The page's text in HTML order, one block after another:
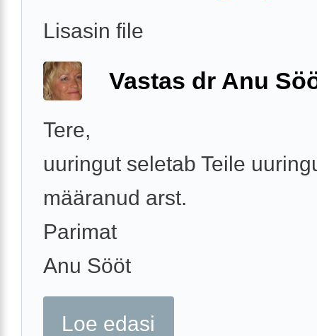
Lisasin file
Vastas dr Anu
Tere,
uuringut seletab Teile
määranud arst.
Parimat
Anu Sööt
Loe edasi